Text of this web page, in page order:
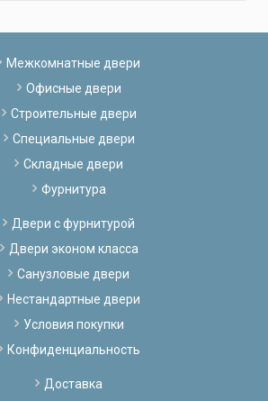
Межкомнатные двери
Офисные двери
Строительные двери
Специальные двери
Складные двери
Фурнитура
Двери с фурнитурой
Двери эконом класса
Санузловые двери
Нестандартные двери
Условия покупки
Конфиденциальность
Доставка